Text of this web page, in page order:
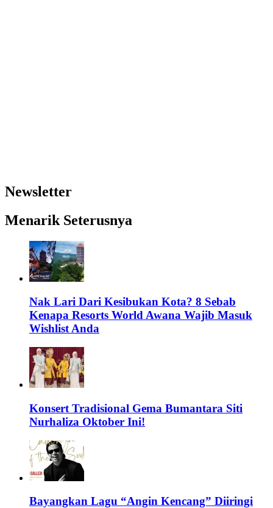
Newsletter
Menarik Seterusnya
Nak Lari Dari Kesibukan Kota? 8 Sebab
Kenapa Resorts World Awana Wajib Masuk
Wishlist Anda
Konsert Tradisional Gema Bumantara Siti
Nurhaliza Oktober Ini!
Bayangkan Lagu “Angin Kencang” Diiringi